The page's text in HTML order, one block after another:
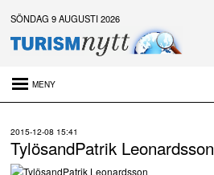
SÖNDAG 9 AUGUSTI 2026
Platsannonser:
2015-12-08 15:41
TylösandPatrik Leonardsson